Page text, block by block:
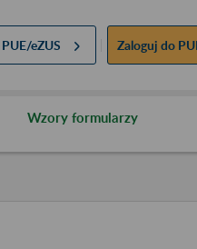
PUE/eZUS Zaloguj do
Wzory formularzy